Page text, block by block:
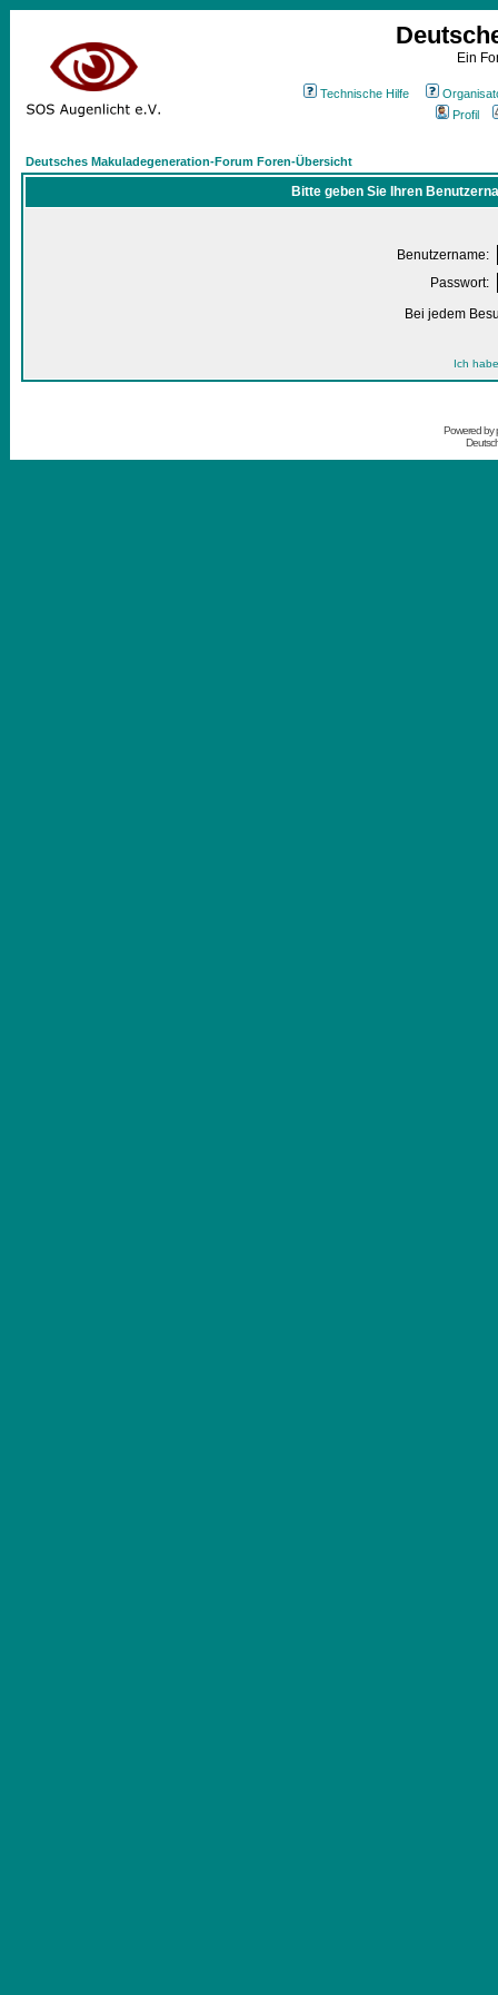
Ein
Technische Hilfe
Profil
Deutsches Makuladegeneration-Forum Foren-Übersicht
Bitte geben Sie Ihren
Benutzername:
Passwort:
Bei jedem
Ich
Powered by